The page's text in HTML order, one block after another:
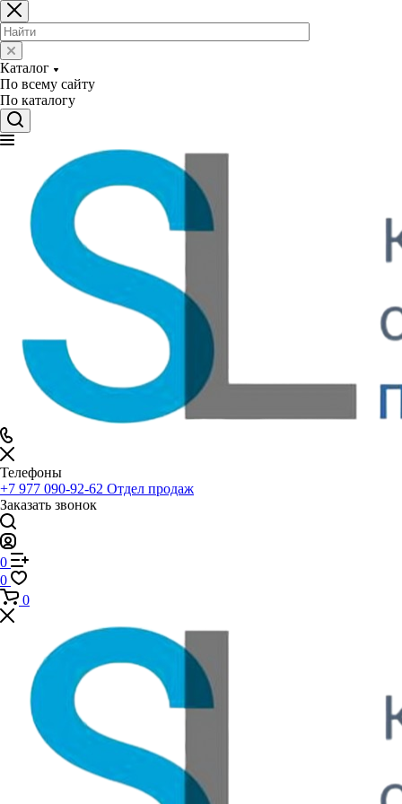
Каталог
По всему сайту
По каталогу
Телефоны
+7 977 090-92-62 Отдел продаж
Заказать звонок
0
0
0